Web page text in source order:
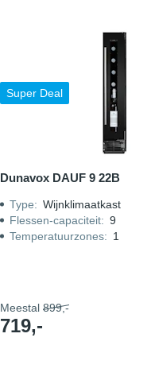
Super Deal
Dunavox DAUF 9 22B
Type: Wijnklimaatkast
Flessen-capaciteit: 9
Temperatuurzones: 1
Meestal 899,-
719,-